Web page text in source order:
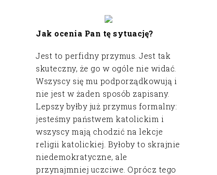
Jak ocenia Pan tę sytuację?
Jest to perfidny przymus. Jest tak
skuteczny, że go w ogóle nie widać.
Wszyscy się mu podporządkowują i
nie jest w żaden sposób zapisany.
Lepszy byłby już przymus formalny:
jesteśmy państwem katolickim i
wszyscy mają chodzić na lekcje
religii katolickiej. Byłoby to skrajnie
niedemokratyczne, ale
przynajmniej uczciwe. Oprócz tego